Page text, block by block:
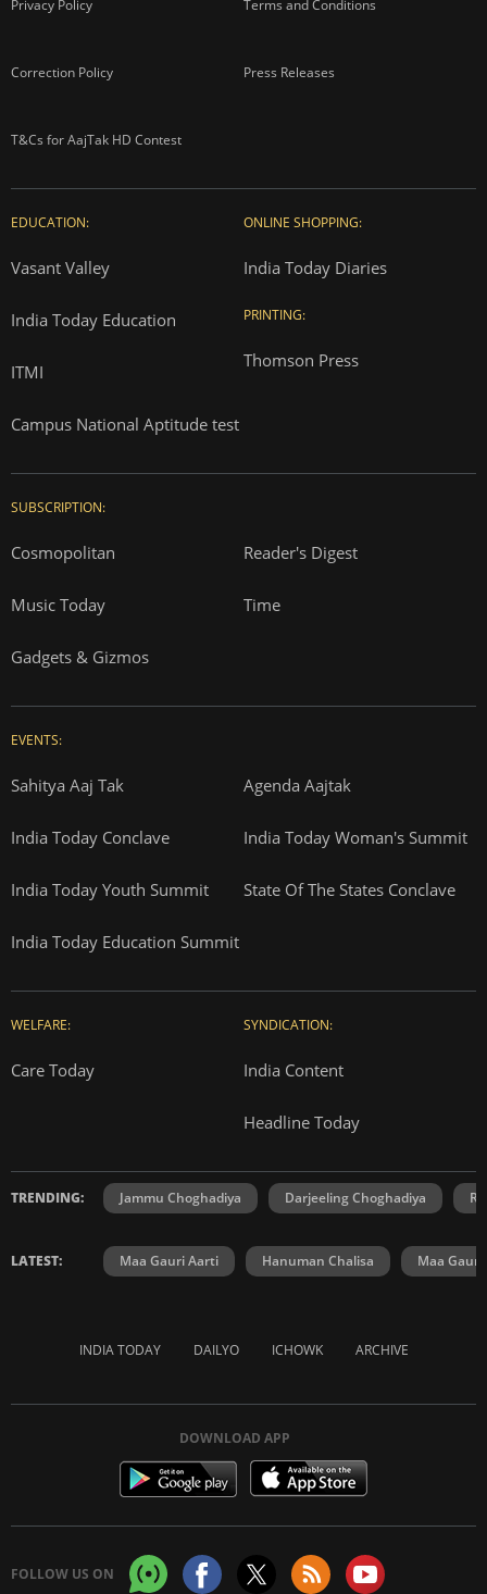
Privacy Policy Terms and Conditions
Correction Policy Press Releases
T&Cs for AajTak HD Contest
EDUCATION:
Vasant Valley
India Today Education
ITMI
Campus National Aptitude test
ONLINE SHOPPING:
India Today Diaries
PRINTING:
Thomson Press
SUBSCRIPTION:
Cosmopolitan Reader's Digest
Music Today Time
Gadgets & Gizmos
EVENTS:
Sahitya Aaj Tak Agenda Aajtak
India Today Conclave India Today Woman's Summit
India Today Youth Summit State Of The States Conclave
India Today Education Summit
WELFARE:
Care Today
SYNDICATION:
India Content
Headline Today
TRENDING: Jammu Choghadiya Darjeeling Choghadiya
LATEST: Maa Gauri Aarti Hanuman Chalisa Maa Gauri
INDIA TODAY DAILYO ICHOWK ARCHIVE
DOWNLOAD APP
FOLLOW US ON